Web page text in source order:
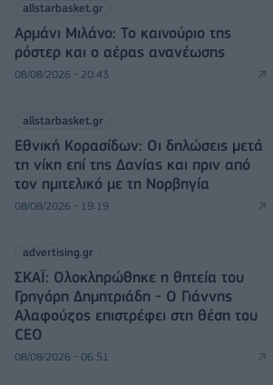
allstarbasket.gr
Αρμάνι Μιλάνο: Το καινούριο της
ρόστερ και ο αέρας ανανέωσης
08/08/2026 - 20:43
allstarbasket.gr
Εθνική Κορασίδων: Οι δηλώσεις μετά
τη νίκη επί της Δανίας και πριν από
τον ημιτελικό με τη Νορβηγία
08/08/2026 - 19:19
advertising.gr
ΣΚΑΪ: Ολοκληρώθηκε η θητεία του
Γρηγόρη Δημητριάδη - Ο Γιάννης
Αλαφούζος επιστρέφει στη θέση του
CEO
08/08/2026 - 06:51